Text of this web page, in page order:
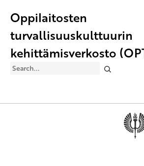
Oppilaitosten
turvallisuuskulttuurin
kehittämisverkosto
Search